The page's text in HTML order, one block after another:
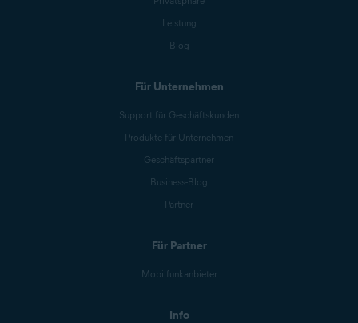
Leistung
Blog
Für Unternehmen
Support für Geschäftskunden
Produkte für Unternehmen
Geschäftspartner
Business-Blog
Partner
Für Partner
Mobilfunkanbieter
Info